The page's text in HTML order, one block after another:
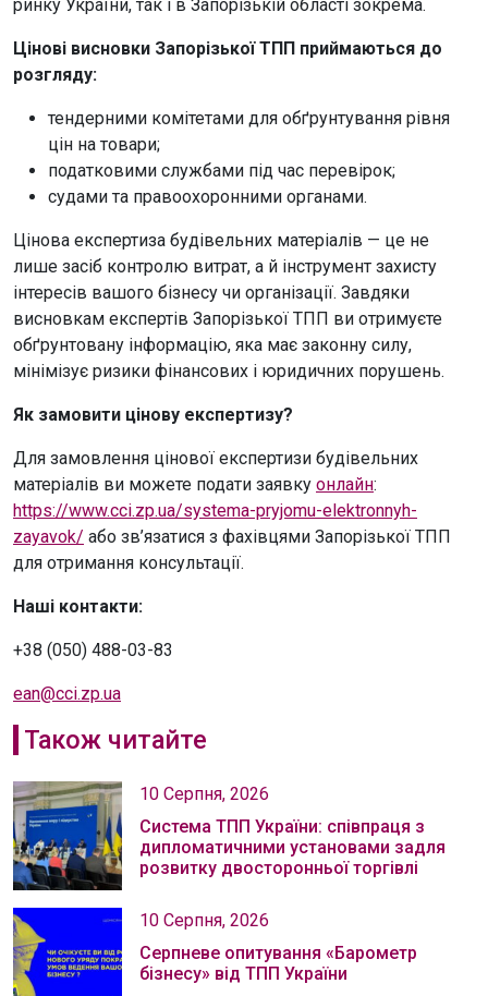
ринку України, так і в Запорізькій області зокрема.
Цінові висновки Запорізької ТПП приймаються до
розгляду:
тендерними комітетами для обґрунтування рівня
цін на товари;
податковими службами під час перевірок;
судами та правоохоронними органами.
Цінова експертиза будівельних матеріалів — це не
лише засіб контролю витрат, а й інструмент захисту
інтересів вашого бізнесу чи організації. Завдяки
висновкам експертів Запорізької ТПП ви отримуєте
обґрунтовану інформацію, яка має законну силу,
мінімізує ризики фінансових і юридичних порушень.
Як замовити цінову експертизу?
Для замовлення цінової експертизи будівельних
матеріалів ви можете подати заявку онлайн:
https://www.cci.zp.ua/systema-pryjomu-elektronnyh-
zayavok/ або зв’язатися з фахівцями Запорізької ТПП
для отримання консультації.
Наші контакти:
+38 (050) 488-03-83
ean@cci.zp.ua
Також читайте
10 Серпня, 2026
Система ТПП України: співпраця з
дипломатичними установами задля
розвитку двосторонньої торгівлі
10 Серпня, 2026
Серпневе опитування «Барометр
бізнесу» від ТПП України